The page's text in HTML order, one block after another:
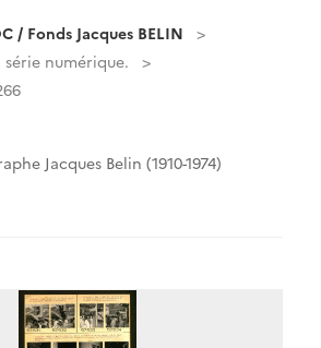
/ Fonds Jacques BELIN
numérique.
Jacques Belin (1910-1974)